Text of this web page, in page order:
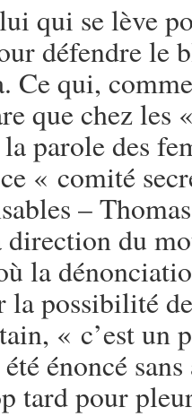
qui se lève
défendre le
Ce qui,
que chez
parole des
« comité
–
du
la
la possibilité
« c’est un
énoncé
tard pour